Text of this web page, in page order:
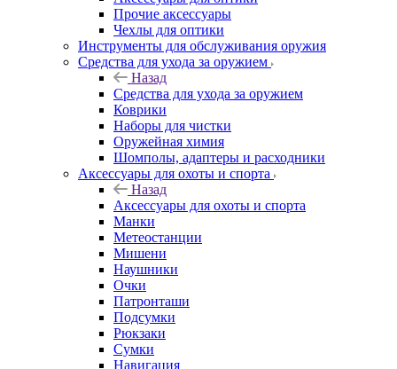
Прочие аксессуары
Чехлы для оптики
Инструменты для обслуживания оружия
Средства для ухода за оружием
Назад
Средства для ухода за оружием
Коврики
Наборы для чистки
Оружейная химия
Шомполы, адаптеры и расходники
Аксессуары для охоты и спорта
Назад
Аксессуары для охоты и спорта
Манки
Метеостанции
Мишени
Наушники
Очки
Патронташи
Подсумки
Рюкзаки
Сумки
Навигация